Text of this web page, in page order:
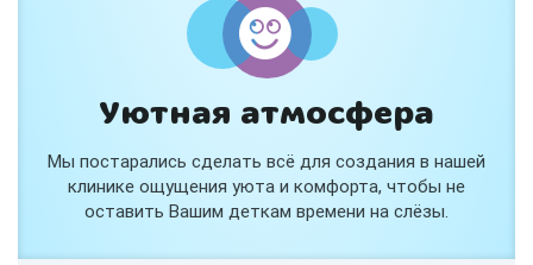
Уютная атмосфера
Мы постарались сделать всё для создания в нашей
клинике ощущения уюта и комфорта, чтобы не
оставить Вашим деткам времени на слёзы.